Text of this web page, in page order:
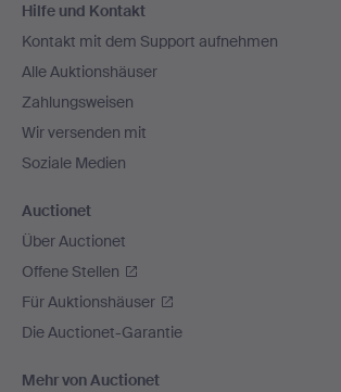
Navigation
Hilfe und Kontakt
Kontakt mit dem Support aufnehmen
Alle Auktionshäuser
Zahlungsweisen
Wir versenden mit
Soziale Medien
Auctionet
Über Auctionet
Offene Stellen
Für Auktionshäuser
Die Auctionet-Garantie
Mehr von Auctionet